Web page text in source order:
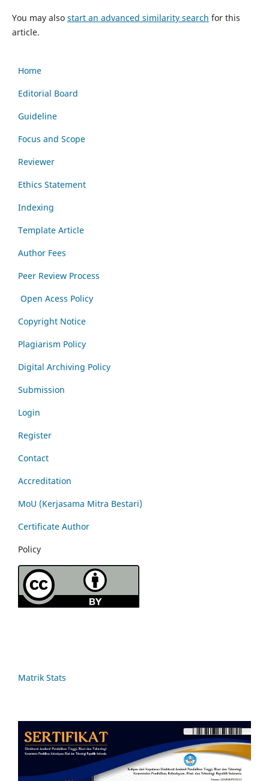
You may also start an advanced similarity search for this
article.
Home
Editorial Board
Guideline
Focus and Scope
Reviewer
Ethics Statement
Indexing
Template Article
Author Fees
Peer Review Process
Open Acess Policy
Copyright Notice
Plagiarism Policy
Digital Archiving Policy
Submission
Login
Register
Contact
Accreditation
MoU (Kerjasama Mitra Bestari)
Certificate Author
Policy
Matrik Stats